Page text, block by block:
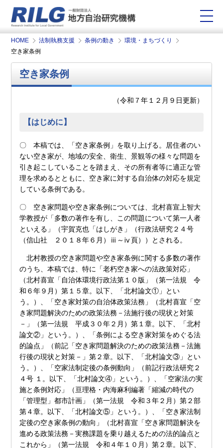
HOME 法制執務支援 条例の動き
環境・まちづくり
空き家条例
空き家条例
（令和７年１２月９日更新）
【はじめに】
〇 本稿では、「空き家条例」を取り上げる。居住者のい
ない空き家が、地域の安全、衛生、景観等の様々な問題を
引き起こしていることを踏まえ、その所有者等に適正な管
理を求めるとともに、空き家に対する自治体の対応を規定
している条例である。
〇 空き家問題や空き家条例については、北村喜宣上智大
学教授が「多数の著作を有し、この問題について第一人者
といえる」（宇賀克也「はしがき」（行政法研究２４号
（信山社 ２０１８年６月）ⅲ～ⅳ頁））とされる。
北村教授の空き家問題や空き家条例に関する多数の著作
のうち、本稿では、特に「老朽空き家への法政策対応」
（北村喜宣「自治体環境行政法第１０版」（第一法規 令
和６年９月）第１５章。以下、「北村論文①」とい
う。）、「空き家対策の自治体政策法務」（北村喜宣「空
き家問題解決のための政策法務－法施行後の現状と対策
－」（第一法規 平成３０年２月）第１章。以下、「北村
論文②」という。）、「条例による空き家対策をめぐる法
的論点」（前記「空き家問題解決のための政策法務－法施
行後の現状と対策－」第２章。以下、「北村論文③」とい
う。）、「空家法制定後の条例動向」（前記行政法研究２
４号 １。以下、「北村論文④」という。）、「空家法の実
施と条例対応」（亘理格・内海麻利編著「縮減の時代の
「管理型」都市計画」（第一法規 令和３年２月）第２部
第４章。以下、「北村論文⑤」という。）、「空き家法制
定後の空き家条例の動向」（北村喜宣「空き家問題解決を
進める政策法務－実務課題を乗り越えるための法的論点と
これから」（第一法規 令和４年１０月）第２章。以下、